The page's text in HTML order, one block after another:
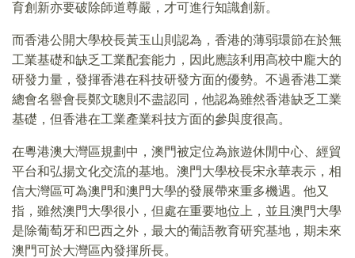
育創新亦要破除師道尊嚴，才可進行知識創新。
而香港公開大學校長黃玉山則認為，香港的薄弱環節在於無
工業基礎和缺乏工業配套能力，因此應該利用高校中龐大的
研發力量，發揮香港在科技研發方面的優勢。不過香港工業
總會名譽會長鄭文聰則不盡認同，他認為雖然香港缺乏工業
基礎，但香港在工業產業科技方面的參與度很高。
在粵港澳大灣區規劃中，澳門被定位為旅遊休閒中心、經貿
平台和弘揚文化交流的基地。澳門大學校長宋永華表示，相
信大灣區可為澳門和澳門大學的發展帶來重多機遇。他又
指，雖然澳門大學很小，但處在重要地位上，並且澳門大學
是除葡萄牙和巴西之外，最大的葡語教育研究基地，期未來
澳門可於大灣區內發揮所長。